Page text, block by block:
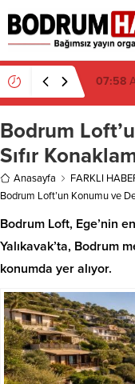
07:58
Bodrum
Sıfır
Anasayfa
FARKLI
Bodrum Loft’un Konumu ve
Bodrum Loft, Ege’nin
Yalıkavak’ta, Bodrum
konumda yer alıyor.